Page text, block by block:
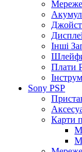
Інші
Плати
Sony PSP
Карти